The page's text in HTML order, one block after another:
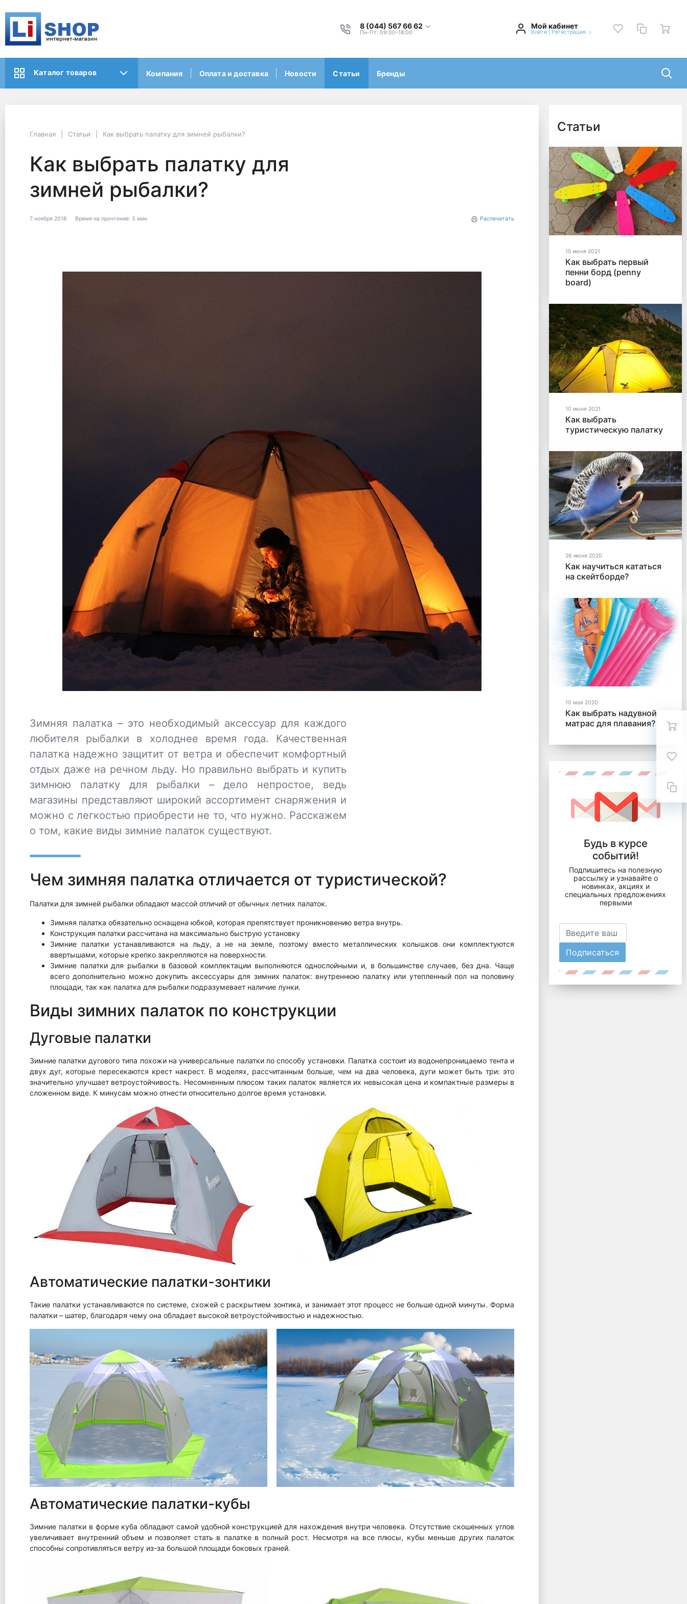
8 (044) 567 66 62
Пн-Пт: 09:00-18:00
Мой кабинет
Войти Регистрация
Каталог товаров Компания Оплата и доставка Новости Статьи Бренды
Главная Статьи Как выбрать палатку для зимней рыбалки?
Как выбрать палатку для
зимней рыбалки?
7 ноября 2016 Время на прочтение: 3 мин Распечатать
Зимняя палатка – это необходимый аксессуар для каждого
любителя рыбалки в холоднее время года. Качественная
палатка надежно защитит от ветра и обеспечит комфортный
отдых даже на речном льду. Но правильно выбрать и купить
зимнюю палатку для рыбалки – дело непростое, ведь
магазины представляют широкий ассортимент снаряжения и
можно с легкостью приобрести не то, что нужно. Расскажем
о том, какие виды зимние палаток существуют.
Чем зимняя палатка отличается от туристической?
Палатки для зимней рыбалки обладают массой отличий от обычных летних палаток.
Зимняя палатка обязательно оснащена юбкой, которая препятствует проникновению ветра внутрь.
Конструкция палатки рассчитана на максимально быструю установку
Зимние палатки устанавливаются на льду, а не на земле, поэтому вместо металлических колышков они комплектуются
ввертышами, которые крепко закрепляются на поверхности.
Зимние палатки для рыбалки в базовой комплектации выполняются однослойными и, в большинстве случаев, без дна. Чаще
всего дополнительно можно докупить аксессуары для зимних палаток: внутреннюю палатку или утепленный пол на половину
площади, так как палатка для рыбалки подразумевает наличие лунки.
Виды зимних палаток по конструкции
Дуговые палатки
Зимние палатки дугового типа похожи на универсальные палатки по способу установки. Палатка состоит из водонепроницаемо тента и
двух дуг, которые пересекаются крест накрест. В моделях, рассчитанным больше, чем на два человека, дуги может быть три: это
значительно улучшает ветроустойчивость. Несомненным плюсом таких палаток является их невысокая цена и компактные размеры в
сложенном виде. К минусам можно отнести относительно долгое время установки.
Автоматические палатки-зонтики
Такие палатки устанавливаются по системе, схожей с раскрытием зонтика, и занимает этот процесс не больше одной минуты. Форма
палатки – шатер, благодаря чему она обладает высокой ветроустойчивостью и надежностью.
Автоматические палатки-кубы
Зимние палатки в форме куба обладают самой удобной конструкцией для нахождения внутри человека. Отсутствие скошенных углов
увеличивает внутренний объем и позволяет стать в палатке в полный рост. Несмотря на все плюсы, кубы меньше других палаток
способны сопротивляться ветру из-за большой площади боковых граней.
Статьи
15 июня 2021
Как выбрать первый
пенни борд (penny
board)
10 июня 2021
Как выбрать
туристическую палатку
26 июня 2020
Как научиться кататься
на скейтборде?
10 мая 2020
Как выбрать надувной
матрас для плавания?
Будь в курсе
событий!
Подпишитесь на полезную
рассылку и узнавайте о
новинках, акциях и
специальных предложениях
первыми
Подписаться